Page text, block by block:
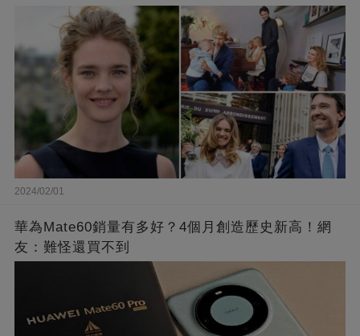
2024/02/01
華為Mate60銷量有多好？4個月創造歷史新高！網
友：難怪還買不到